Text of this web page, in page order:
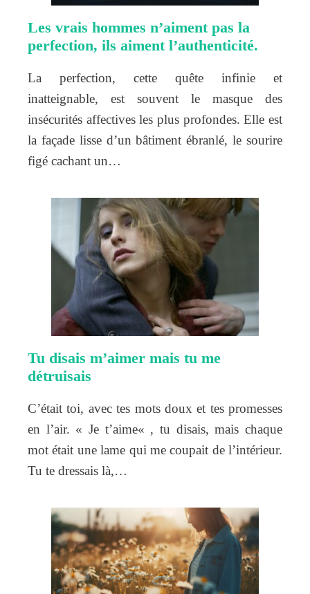
Les vrais hommes n’aiment pas la
perfection, ils aiment l’authenticité.
La perfection, cette quête infinie et
inatteignable, est souvent le masque des
insécurités affectives les plus profondes. Elle est
la façade lisse d’un bâtiment ébranlé, le sourire
figé cachant un…
Tu disais m’aimer mais tu me
détruisais
C’était toi, avec tes mots doux et tes promesses
en l’air. « Je t’aime« , tu disais, mais chaque
mot était une lame qui me coupait de l’intérieur.
Tu te dressais là,…